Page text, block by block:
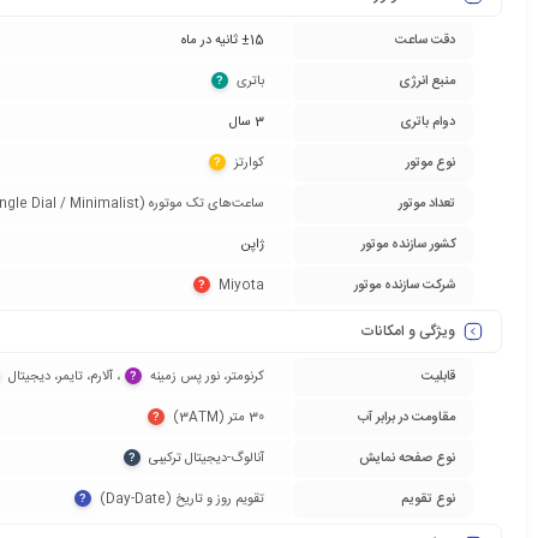
دقت ساعت
±15 ثانیه در ماه
منبع انرژی
باتری‏ ?
دوام باتری
3 سال
نوع موتور
کوارتز‏ ?
تعداد موتور
ساعت‌های تک موتوره (Single Dial / Minimalist)‏
کشور سازنده موتور
ژاپن
شرکت سازنده موتور
Miyota‏
?
ویژگی و امکانات
قابلیت کرنومتر، نور پس زمینه‏ ?
‏، آلارم، تایمر، دیجیتال‏
مقاومت در برابر آب
30 متر (3ATM)‏ ?
نوع صفحه نمایش آنالوگ-دیجیتال ترکیبی‏ ?
نوع تقویم تقویم روز و تاریخ (Day-Date)‏ ?